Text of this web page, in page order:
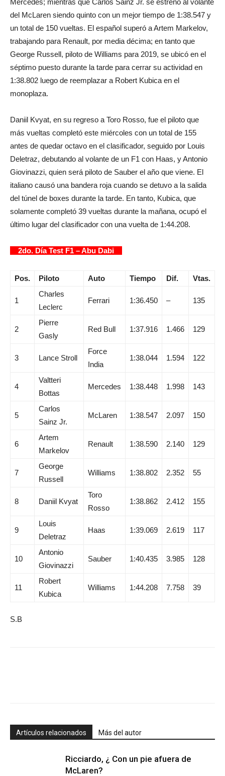
Mercedes; mientras que Carlos Sainz Jr. se estrenó al volante
del McLaren siendo quinto con un mejor tiempo de 1:38.547 y
un total de 150 vueltas. El español superó a Artem Markelov,
trabajando para Renault, por media décima; en tanto que
George Russell, piloto de Williams para 2019, se ubicó en el
séptimo puesto durante la tarde para cerrar su actividad en
1:38.802 luego de reemplazar a Robert Kubica en el
monoplaza.
Daniil Kvyat, en su regreso a Toro Rosso, fue el piloto que
más vueltas completó este miércoles con un total de 155
antes de quedar octavo en el clasificador, seguido por Louis
Deletraz, debutando al volante de un F1 con Haas, y Antonio
Giovinazzi, quien será piloto de Sauber el año que viene. El
italiano causó una bandera roja cuando se detuvo a la salida
del túnel de boxes durante la tarde. En tanto, Kubica, que
solamente completó 39 vueltas durante la mañana, ocupó el
último lugar del clasificador con una vuelta de 1:44.208.
2do. Día Test F1 – Abu Dabi
Pos. Piloto Auto Tiempo Dif. Vtas.
1
Charles
Leclerc
Ferrari 1:36.450 – 135
2
Pierre
Gasly
Red Bull 1:37.916 1.466 129
3 Lance Stroll
Force
India
1:38.044 1.594 122
4
Valtteri
Bottas
Mercedes 1:38.448 1.998 143
5
Carlos
Sainz Jr.
McLaren 1:38.547 2.097 150
6
Artem
Markelov
Renault 1:38.590 2.140 129
7
George
Russell
Williams 1:38.802 2.352 55
8 Daniil Kvyat
Toro
Rosso
1:38.862 2.412 155
9
Louis
Deletraz
Haas 1:39.069 2.619 117
10
Antonio
Giovinazzi
Sauber 1:40.435 3.985 128
11
Robert
Kubica
Williams 1:44.208 7.758 39
S.B
Artículos relacionados Más del autor
Ricciardo, ¿ Con un pie afuera de
McLaren?